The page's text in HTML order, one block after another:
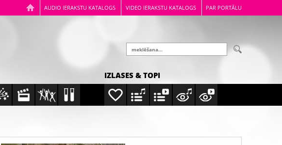
AUDIO IERAKSTU KATALOGS VIDEO IERAKSTU KATALOGS PAR PORTĀLU
IZLASES & TOPI